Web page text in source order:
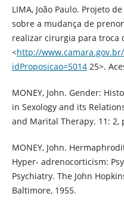
LIMA, João Paulo. Projeto
sobre a mudança de
realizar cirurgia para troca
<http://
idProposicao=501425>.
MONEY, John. Gender:
in Sexology and its
and Marital Therapy. 11: 2,
MONEY, John.
Hyper- adrenocorticism:
Psychiatry. The John
Baltimore, 1955.